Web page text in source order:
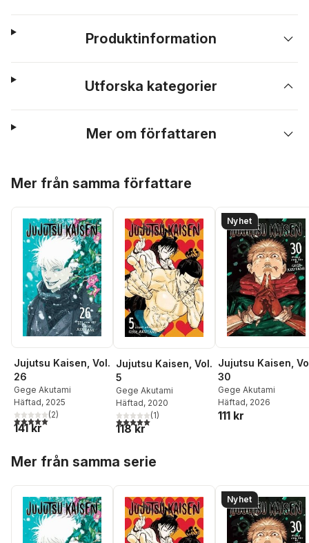
Produktinformation
Utforska kategorier
Mer om författaren
Mer från samma författare
Jujutsu Kaisen, Vol.
26
Gege Akutami
Häftad, 2025
5,0utav 5 stjärnor. Totalt antal röster:
(2)
141 kr
Jujutsu Kaisen, Vol.
5
Gege Akutami
Häftad, 2020
5,0utav 5 stjärnor. Totalt antal röster:
(1)
118 kr
Nyhet
Jujutsu Kaisen,
30
Gege Akutami
Häftad, 2026
111 kr
Mer från samma serie
Nyhet